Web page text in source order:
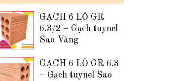
GẠCH 6 LỖ GR
6.3/2 – Gạch tuynel
Sao Vàng
GẠCH 6 LỖ GR 6.3
– Gạch tuynel Sao